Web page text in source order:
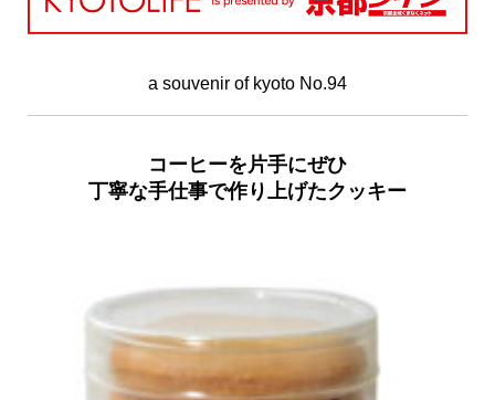
MAIN MENU
SERIES
カレーが好き
私と店のはなし
今月の京みやげ
a souvenir of kyoto No.94
コーヒーを片手にぜひ
丁寧な手仕事で作り上げたクッキー